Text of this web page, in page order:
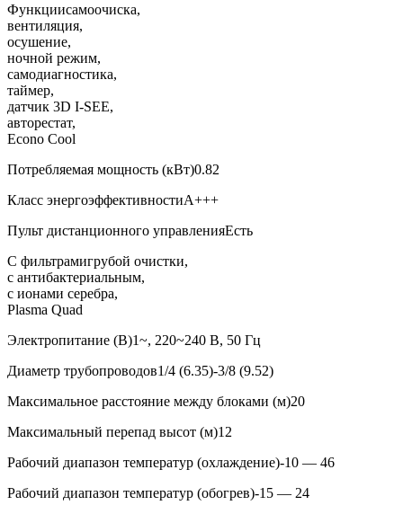
Функциисамоочиска,
вентиляция,
осушение,
ночной режим,
самодиагностика,
таймер,
датчик 3D I-SEE,
авторестат,
Econo Cool
Потребляемая мощность (кВт)0.82
Класс энергоэффективностиA+++
Пульт дистанционного управленияЕсть
С фильтрамигрубой очистки,
с антибактериальным,
с ионами серебра,
Plasma Quad
Электропитание (В)1~, 220~240 В, 50 Гц
Диаметр трубопроводов1/4 (6.35)-3/8 (9.52)
Максимальное расстояние между блоками (м)20
Максимальный перепад высот (м)12
Рабочий диапазон температур (охлаждение)-10 — 46
Рабочий диапазон температур (обогрев)-15 — 24